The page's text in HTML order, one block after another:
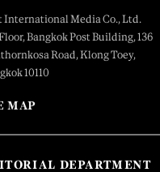
International Media Co., Ltd.
Bangkok Post Building, 136
Road, Klong Toey,
10110
MAP
DEPARTMENT